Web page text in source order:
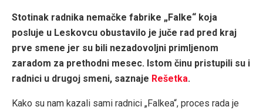
Stotinak radnika nemačke fabrike „Falke“ koja
posluje u Leskovcu obustavilo je juče rad pred kraj
prve smene jer su bili nezadovoljni primljenom
zaradom za prethodni mesec. Istom činu pristupili su i
radnici u drugoj smeni, saznaje Rešetka.
Kako su nam kazali sami radnici „Falkea“, proces rada je